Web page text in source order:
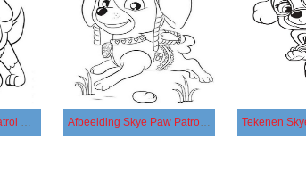
Tekenen Skye Paw Patrol gratis basis Afbeelding Skye Paw Patrol afdrukbaar